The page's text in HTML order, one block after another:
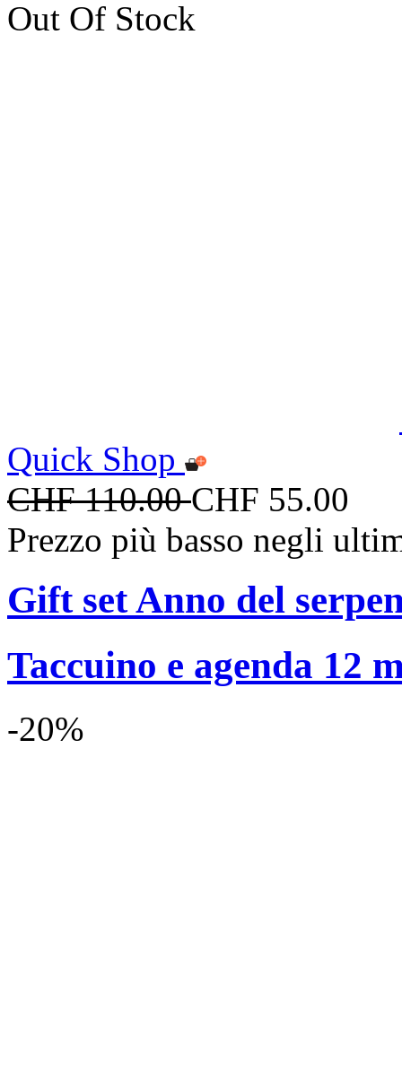
Out Of Stock
Quick Shop
CHF 110.00CHF 55.00
Prezzo più basso negli
Gift set Anno del
Taccuino e agenda 12
-20%